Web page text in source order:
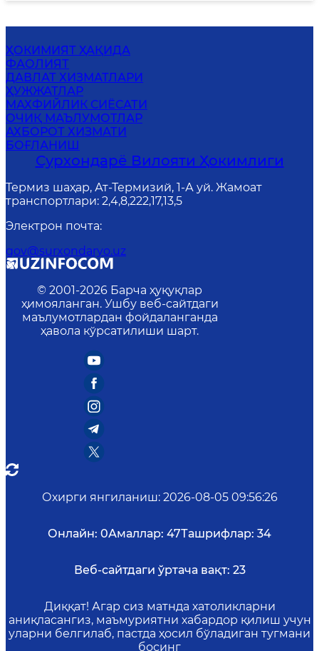
ҲОКИМИЯТ ҲАҚИДА
ФАОЛИЯТ
ДАВЛАТ ХИЗМАТЛАРИ
ҲУЖЖАТЛАР
MАХФИЙЛИК СИЁСАТИ
ОЧИҚ МАЪЛУМОТЛАР
АХБОРОТ ХИЗМАТИ
БОҒЛАНИШ
Сурхондарё Вилояти Ҳокимлиги
Термиз шаҳар, Ат-Термизий, 1-А уй. Жамоат
транспортлари: 2,4,8,222,17,13,5
Электрон почта:
gov@surxondaryo.uz
© 2001-2026 Барча ҳуқуқлар
ҳимояланган. Ушбу веб-сайтдаги
маълумотлардан фойдаланганда
ҳавола кўрсатилиши шарт.
Охирги янгиланиш: 2026-08-05 09:56:26
Онлайн: 0Амаллар: 47Ташрифлар: 34
Веб-сайтдаги ўртача вақт: 23
Диққат! Агар сиз матнда хатоликларни
аниқласангиз, маъмуриятни хабардор қилиш учун
уларни белгилаб, пастда ҳосил бўладиган тугмани
босинг